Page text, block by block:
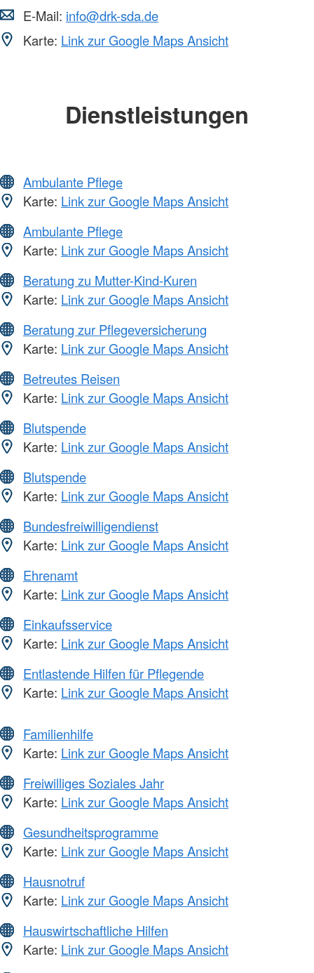
E-Mail: info@drk-sda.de
Karte: Link zur Google Maps Ansicht
Dienstleistungen
Ambulante Pflege
Karte: Link zur Google Maps Ansicht
Ambulante Pflege
Karte: Link zur Google Maps Ansicht
Beratung zu Mutter-Kind-Kuren
Karte: Link zur Google Maps Ansicht
Beratung zur Pflegeversicherung
Karte: Link zur Google Maps Ansicht
Betreutes Reisen
Karte: Link zur Google Maps Ansicht
Blutspende
Karte: Link zur Google Maps Ansicht
Blutspende
Karte: Link zur Google Maps Ansicht
Bundesfreiwilligendienst
Karte: Link zur Google Maps Ansicht
Ehrenamt
Karte: Link zur Google Maps Ansicht
Einkaufsservice
Karte: Link zur Google Maps Ansicht
Entlastende Hilfen für Pflegende
Karte: Link zur Google Maps Ansicht
Familienhilfe
Karte: Link zur Google Maps Ansicht
Freiwilliges Soziales Jahr
Karte: Link zur Google Maps Ansicht
Gesundheitsprogramme
Karte: Link zur Google Maps Ansicht
Hausnotruf
Karte: Link zur Google Maps Ansicht
Hauswirtschaftliche Hilfen
Karte: Link zur Google Maps Ansicht